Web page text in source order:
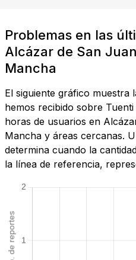
Problemas en las
Alcázar de San
Mancha
El siguiente gráfico muestra
hemos recibido sobre
horas de usuarios en
Mancha y áreas cercanas.
determina cuando la
la línea de referencia,